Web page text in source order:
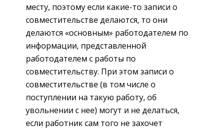
месту, поэтому если какие-то записи о
совместительстве делаются, то они
делаются «основным» работодателем по
информации, представленной
работодателем с работы по
совместительству. При этом записи о
совместительстве (в том числе о
поступлении на такую работу, об
увольнении с нее) могут и не делаться,
если работник сам того не захочет